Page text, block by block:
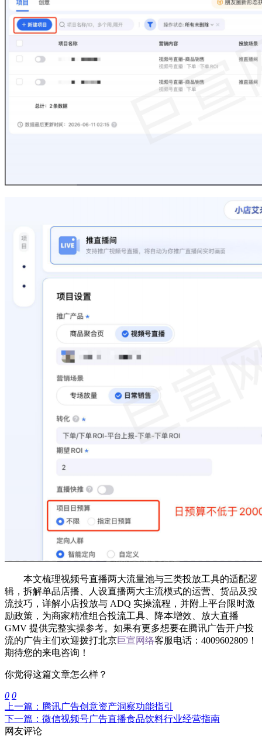
本文梳理视频号直播两大流量池与三类投放工具的适配逻
辑，拆解单品店播、人设直播两大主流模式的运营、货品及投
流技巧，详解小店投放与 ADQ 实操流程，并附上平台限时激
励政策，为商家精准组合投流工具、降本增效、放大直播
GMV 提供完整实操参考。如果有更多想要在腾讯广告开户投
流的广告主们欢迎拨打北京巨宣网络客服电话：4009602809！
期待您的来电咨询！
你觉得这篇文章怎么样？
0 0
上一篇：腾讯广告创意资产洞察功能指引
下一篇：微信视频号广告直播食品饮料行业经营指南
网友评论